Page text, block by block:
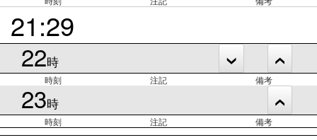
21:29
22時
時刻 注記 備考
23時
時刻 注記 備考